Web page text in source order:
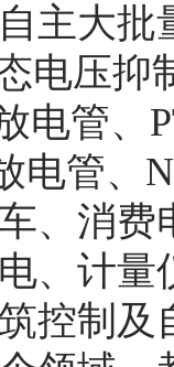
主大
电压抑
电管、
电管、
、消
、计
控制